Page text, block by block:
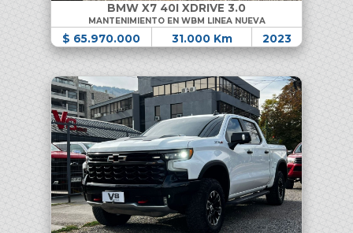
BMW X7 40I XDRIVE 3.0
MANTENIMIENTO EN WBM LINEA NUEVA
$ 65.970.000 31.000 Km 2023